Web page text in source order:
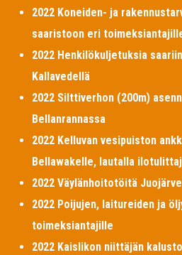
2022 Koneiden- ja
saaristoon eri
2022 Henkilökuljetuksia
Kallavedellä
2022 Silttiverhon (200m)
Bellanrannassa
2022 Kelluvan vesipuiston
Bellawakelle, lautalla
2022 Väylänhoitotöitä
2022 Poijujen, laitureiden ja
toimeksiantajille
2022 Kaislikon niittäjän